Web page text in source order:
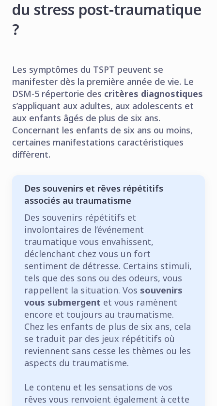
du stress post-traumatique
?
Les symptômes du TSPT peuvent se
manifester dès la première année de vie. Le
DSM-5 répertorie des critères diagnostiques
s’appliquant aux adultes, aux adolescents et
aux enfants âgés de plus de six ans.
Concernant les enfants de six ans ou moins,
certaines manifestations caractéristiques
diffèrent.
Des souvenirs et rêves répétitifs
associés au traumatisme
Des souvenirs répétitifs et
involontaires de l’événement
traumatique vous envahissent,
déclenchant chez vous un fort
sentiment de détresse. Certains stimuli,
tels que des sons ou des odeurs, vous
rappellent la situation. Vos souvenirs
vous submergent et vous ramènent
encore et toujours au traumatisme.
Chez les enfants de plus de six ans, cela
se traduit par des jeux répétitifs où
reviennent sans cesse les thèmes ou les
aspects du traumatisme.
Le contenu et les sensations de vos
rêves vous renvoient également à cette